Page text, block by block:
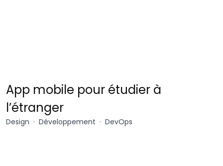
Student
App mobile pour étudier à
l’étranger
Design Développement DevOps